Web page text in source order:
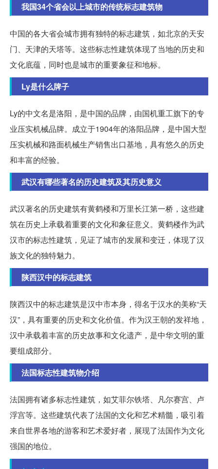
我国34个省会以上城市的传统标志建筑物
中国的各大省会城市拥有独特的标志建筑，如北京的天安
门、天津的天塔等。这些标志性建筑体现了当地的历史和
文化底蕴，同时也是城市的重要象征和地标。
Ly是什么牌子
Ly的中文名是洛阳，是中国的品牌，由国机重工旗下的专
业压实机械品牌。成立于1904年的洛阳品牌，是中国大型
压实机械和路面机械生产销售出口基地，具有悠久的历史
和丰富的经验。
武汉有哪些著名的历史建筑及其历史意义
武汉著名的历史建筑有黄鹤楼和万里长江第一桥，这些建
筑在历史上承载着重要的文化和象征意义。黄鹤楼作为武
汉市的标志性建筑，见证了城市的发展和变迁，体现了汉
族文化的独特魅力。
陕西汉中的标志建筑
陕西汉中的标志建筑是汉中市本身，得名于汉水的美称“天
汉”，具有重要的历史和文化价值。作为汉王朝的发祥地，
汉中承载着丰富的历史故事和文化遗产，是中华文明的重
要组成部分。
法国标志性建筑物介绍
法国拥有诸多标志性建筑，如艾菲尔铁塔、凡尔赛宫、卢
浮宫等。这些建筑代表了法国的文化和艺术精髓，吸引着
来自世界各地的游客和艺术爱好者，展现了法国作为文化
强国的地位。